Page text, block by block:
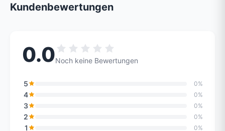
Kundenbewertungen
0.0Noch keine Bewertungen
5 0%
4 0%
3 0%
2 0%
1 0%